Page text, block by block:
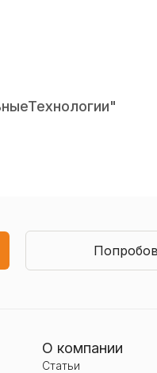
О компании
Статьи